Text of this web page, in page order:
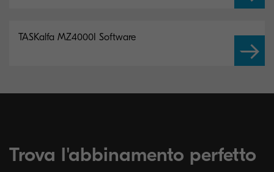
TASKalfa MZ4000I Software
Trova l'abbinamento perfetto